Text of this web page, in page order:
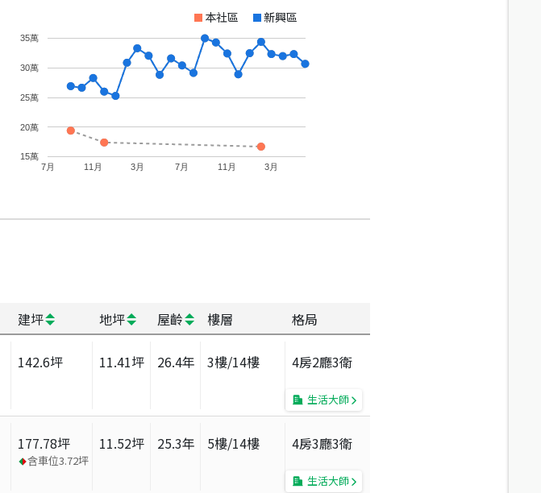
本社區 新興區
7月 11月 3月 7月 11月 3月
15萬
20萬
25萬
30萬
35萬
建坪 地坪 屋齡 樓層 格局
142.6坪 11.41坪 26.4年 3樓/14樓 4房2廳3衛
生活大師
177.78坪
含車位3.72坪
11.52坪 25.3年 5樓/14樓 4房3廳3衛
生活大師